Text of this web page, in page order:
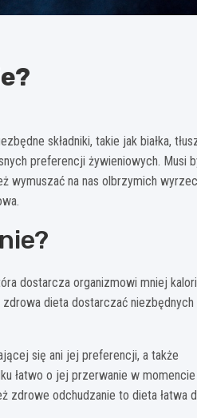
składniki, takie jak białka,
preferencji żywieniowych. Musi
wymuszać na nas olbrzymich
dostarcza organizmowi mniej
dieta dostarczać niezbędnych
się ani jej preferencji, a także
łatwo o jej przerwanie w momencie
zdrowe odchudzanie to dieta łatwa